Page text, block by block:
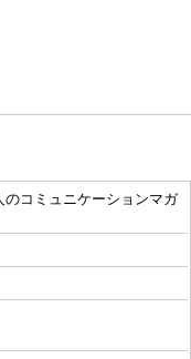
コミュニケーションマガ